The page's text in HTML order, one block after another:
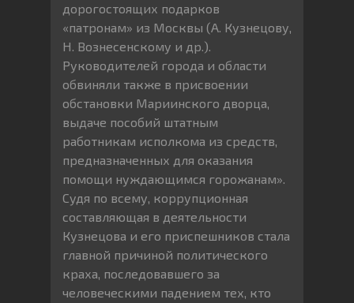
дорогостоящих подарков
«патронам» из Москвы (А. Кузнецову,
Н. Вознесенскому и др.).
Руководителей города и области
обвиняли также в присвоении
обстановки Мариинского дворца,
выдаче пособий штатным
работникам исполкома из средств,
предназначенных для оказания
помощи нуждающимся горожанам».
Судя по всему, коррупционная
составляющая в деятельности
Кузнецова и его приспешников стала
главной причиной политического
краха, последовавшего за
человеческими падением тех, кто